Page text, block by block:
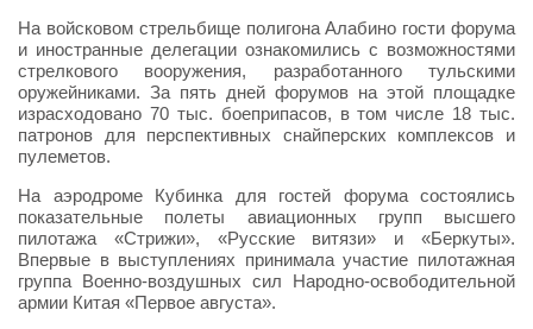
На войсковом стрельбище полигона Алабино гости форума
и иностранные делегации ознакомились с возможностями
стрелкового вооружения, разработанного тульскими
оружейниками. За пять дней форумов на этой площадке
израсходовано 70 тыс. боеприпасов, в том числе 18 тыс.
патронов для перспективных снайперских комплексов и
пулеметов.
На аэродроме Кубинка для гостей форума состоялись
показательные полеты авиационных групп высшего
пилотажа «Стрижи», «Русские витязи» и «Беркуты».
Впервые в выступлениях принимала участие пилотажная
группа Военно-воздушных сил Народно-освободительной
армии Китая «Первое августа».